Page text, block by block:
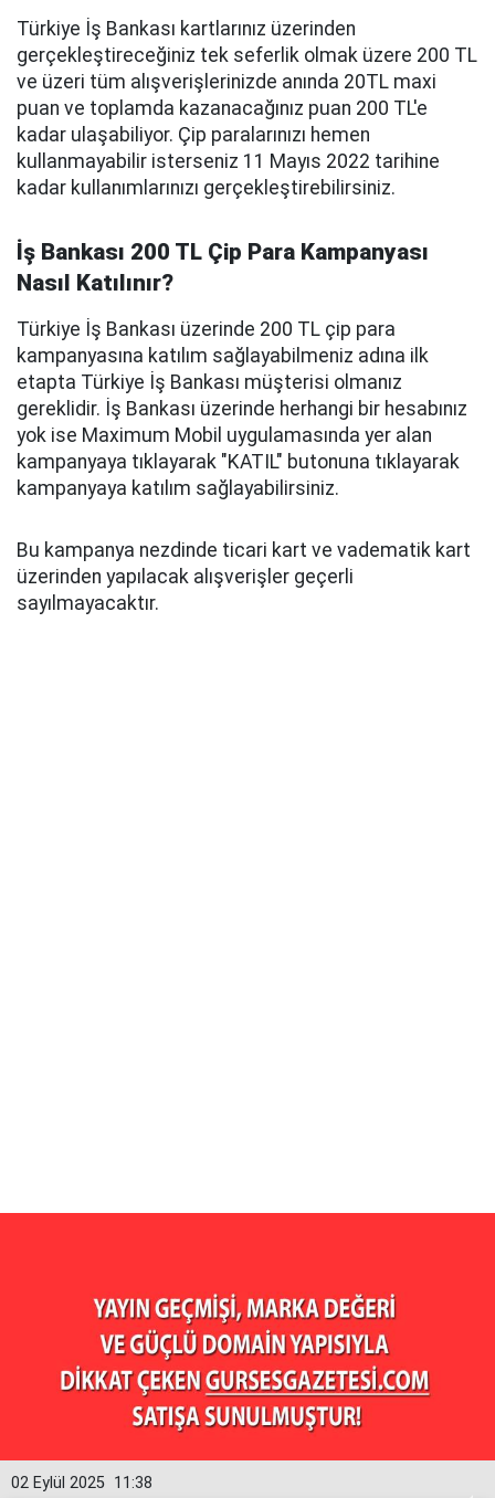
Türkiye İş Bankası kartlarınız üzerinden
gerçekleştireceğiniz tek seferlik olmak üzere 200 TL
ve üzeri tüm alışverişlerinizde anında 20TL maxi
puan ve toplamda kazanacağınız puan 200 TL'e
kadar ulaşabiliyor. Çip paralarınızı hemen
kullanmayabilir isterseniz 11 Mayıs 2022 tarihine
kadar kullanımlarınızı gerçekleştirebilirsiniz.
İş Bankası 200 TL Çip Para Kampanyası
Nasıl Katılınır?
Türkiye İş Bankası üzerinde 200 TL çip para
kampanyasına katılım sağlayabilmeniz adına ilk
etapta Türkiye İş Bankası müşterisi olmanız
gereklidir. İş Bankası üzerinde herhangi bir hesabınız
yok ise Maximum Mobil uygulamasında yer alan
kampanyaya tıklayarak "KATIL" butonuna tıklayarak
kampanyaya katılım sağlayabilirsiniz.
Bu kampanya nezdinde ticari kart ve vadematik kart
üzerinden yapılacak alışverişler geçerli
sayılmayacaktır.
11:38
02 Eylül 2025